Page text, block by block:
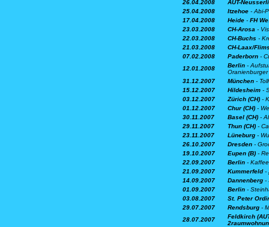
26.04.2008
AUT-
25.04.2008
Itzehoe - Abi-
17.04.2008
Heide - FH
23.03.2008
CH-Arosa -
22.03.2008
CH-Buchs -
21.03.2008
CH-Laax/
07.02.2008
Paderborn -
12.01.2008
Berlin -
31.12.2007
München -
15.12.2007
Hildesheim -
03.12.2007
Zürich (CH) -
01.12.2007
Chur (CH) -
30.11.2007
Basel (CH) -
29.11.2007
Thun (CH) -
23.11.2007
Lüneburg -
26.10.2007
Dresden -
19.10.2007
Eupen (B) -
22.09.2007
Berlin -
21.09.2007
Kummerfeld-
14.09.2007
Dannenberg -
01.09.2007
Berlin -
03.08.2007
St. Peter
29.07.2007
Rendsburg -
28.07.2007
Feldkirch